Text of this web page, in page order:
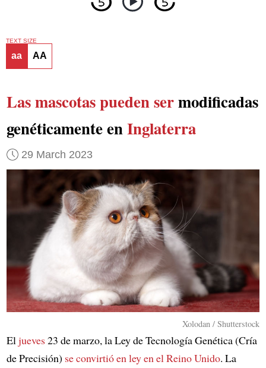
TEXT SIZE
aa AA
Las mascotas pueden sermodificadas
genéticamente enInglaterra
29 March 2023
Xolodan / Shutterstock
Eljueves23 de marzo, la Ley de Tecnología Genética (Cría
de Precisión) se convirtió en ley en el Reino Unido. La